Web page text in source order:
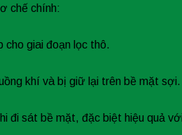
chế chính:
giai đoạn lọc thô.
khí và bị giữ lại trên bề mặt sợi.
đi sát bề mặt, đặc biệt hiệu quả